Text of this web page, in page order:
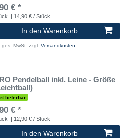
€ *
| 14,90 € / Stück
In den Warenkorb
ges. MwSt. zzgl. Versandkosten
Pendelball inkl. Leine - Größe
lieferbar
€ *
| 12,90 € / Stück
In den Warenkorb